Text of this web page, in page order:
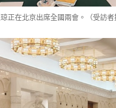
正在北京出席全國兩會。（受訪者